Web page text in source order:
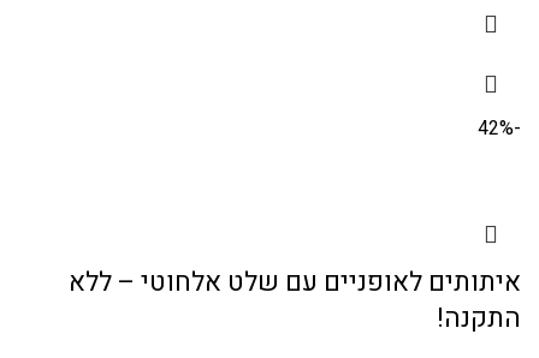
-42%
איתותים לאופניים עם שלט אלחוטי – ללא
התקנה!